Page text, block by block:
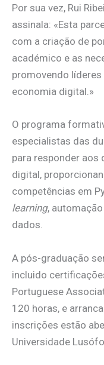
Por sua vez, Rui
assinala: «Esta
com a criação de
académico e as
promovendo líderes
economia digital.»
O programa
especialistas das
para responder
digital,
competências em
learning,
dados.
A pós-graduação
incluido
Portuguese
120 horas, e
inscrições estão
Universidade